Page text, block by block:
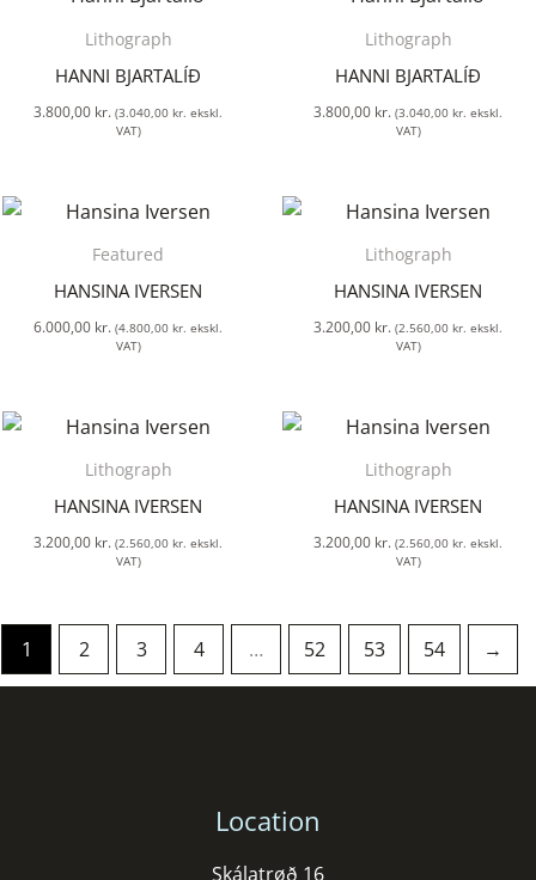
Lithograph
HANNI BJARTALÍÐ
3.800,00 kr. (3.040,00 kr. ekskl.
VAT)
Lithograph
HANNI BJARTALÍÐ
3.800,00 kr. (3.040,00 kr. ekskl.
VAT)
Featured
HANSINA IVERSEN
6.000,00 kr. (4.800,00 kr. ekskl.
VAT)
Lithograph
HANSINA IVERSEN
3.200,00 kr. (2.560,00 kr. ekskl.
VAT)
Lithograph
HANSINA IVERSEN
3.200,00 kr. (2.560,00 kr. ekskl.
VAT)
Lithograph
HANSINA IVERSEN
3.200,00 kr. (2.560,00 kr. ekskl.
VAT)
1 2 3 4 … 52 53 54 →
Location
Skálatrøð 16